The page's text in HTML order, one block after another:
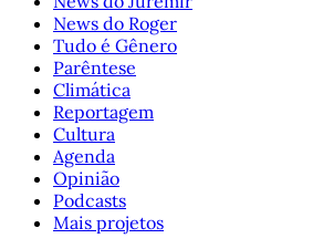
News do Roger
Tudo é Gênero
Parêntese
Climática
Reportagem
Cultura
Agenda
Opinião
Podcasts
Mais projetos